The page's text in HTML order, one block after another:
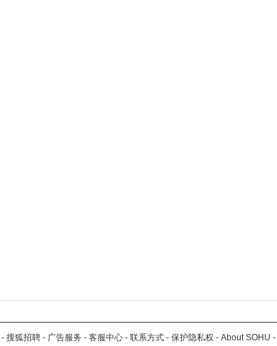
- 搜狐招聘 - 广告服务 - 客服中心 - 联系方式 - 保护隐私权 - About SOHU -